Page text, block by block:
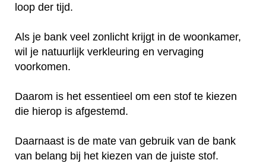
loop der tijd.
Als je bank veel zonlicht krijgt in de woonkamer,
wil je natuurlijk verkleuring en vervaging
voorkomen.
Daarom is het essentieel om een stof te kiezen
die hierop is afgestemd.
Daarnaast is de mate van gebruik van de bank
van belang bij het kiezen van de juiste stof.